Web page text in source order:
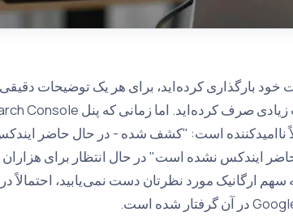
بارگذاری کرده‌اید، برای هر یک توضیحات دقیقی
ناامیدکننده است: "کشف شده - در حال حاضر
ایندکس نشده است" در حال انتظار برای
سهم ارگانیک مورد نظرتان دست نمی‌یابید، احتمالاً